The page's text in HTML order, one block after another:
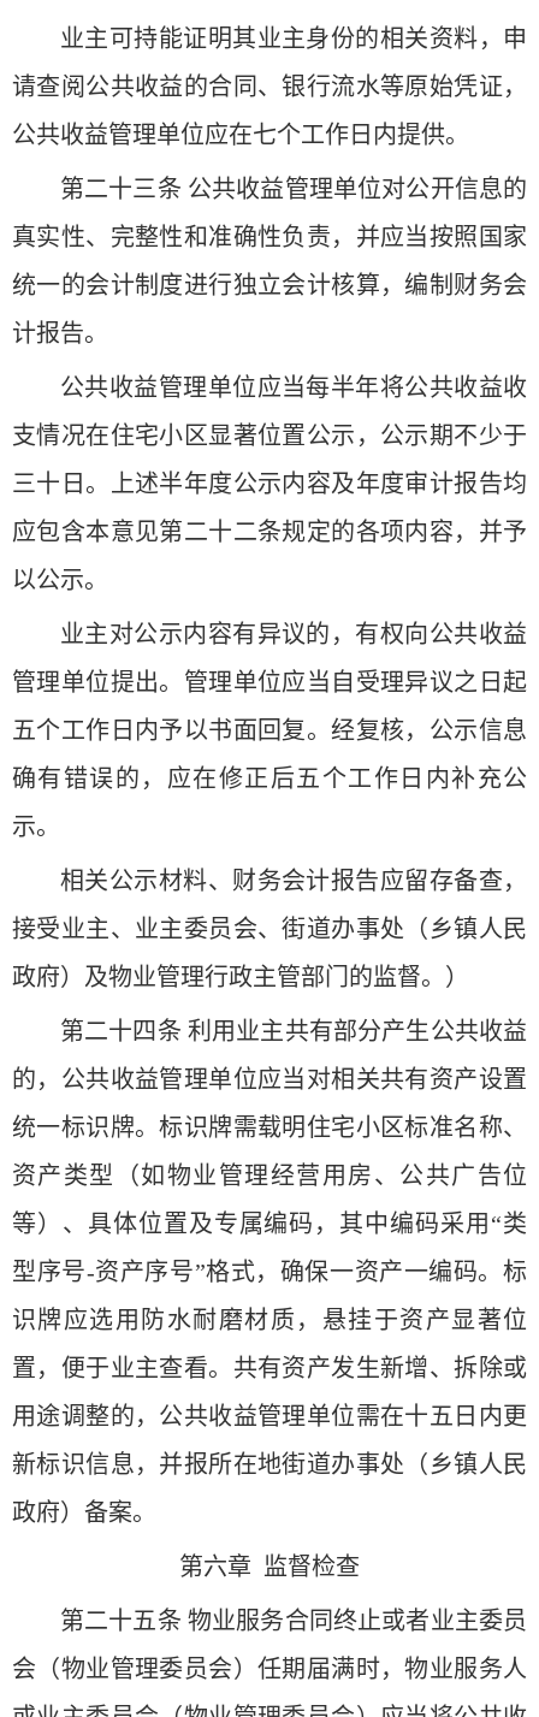
业主可持能证明其业主身份的相关资料，申
请查阅公共收益的合同、银行流水等原始凭证，
公共收益管理单位应在七个工作日内提供。
第二十三条 公共收益管理单位对公开信息的
真实性、完整性和准确性负责，并应当按照国家
统一的会计制度进行独立会计核算，编制财务会
计报告。
公共收益管理单位应当每半年将公共收益收
支情况在住宅小区显著位置公示，公示期不少于
三十日。上述半年度公示内容及年度审计报告均
应包含本意见第二十二条规定的各项内容，并予
以公示。
业主对公示内容有异议的，有权向公共收益
管理单位提出。管理单位应当自受理异议之日起
五个工作日内予以书面回复。经复核，公示信息
确有错误的，应在修正后五个工作日内补充公
示。
相关公示材料、财务会计报告应留存备查，
接受业主、业主委员会、街道办事处（乡镇人民
政府）及物业管理行政主管部门的监督。）
第二十四条 利用业主共有部分产生公共收益
的，公共收益管理单位应当对相关共有资产设置
统一标识牌。标识牌需载明住宅小区标准名称、
资产类型（如物业管理经营用房、公共广告位
等）、具体位置及专属编码，其中编码采用“类
型序号-资产序号”格式，确保一资产一编码。标
识牌应选用防水耐磨材质，悬挂于资产显著位
置，便于业主查看。共有资产发生新增、拆除或
用途调整的，公共收益管理单位需在十五日内更
新标识信息，并报所在地街道办事处（乡镇人民
政府）备案。
第六章 监督检查
第二十五条 物业服务合同终止或者业主委员
会（物业管理委员会）任期届满时，物业服务人